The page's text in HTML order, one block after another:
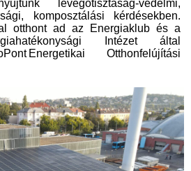
levegőtisztaság-védelmi,
komposztálási kérdésekben.
otthont ad az Energiaklub és a
Intézet által
Energetikai Otthonfelújítási